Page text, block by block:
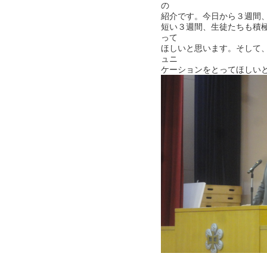
の
紹介です。今日から３週間
短い３週間、生徒たちも積
って
ほしいと思います。そして
ュニ
ケーションをとってほしい